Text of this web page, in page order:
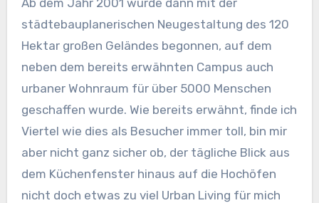
städtebauplanerischen Neugestaltung des 120
Hektar großen Geländes begonnen, auf dem
neben dem bereits erwähnten Campus auch
urbaner Wohnraum für über 5000 Menschen
geschaffen wurde. Wie bereits erwähnt, finde ich
Viertel wie dies als Besucher immer toll, bin mir
aber nicht ganz sicher ob, der tägliche Blick aus
dem Küchenfenster hinaus auf die Hochöfen
nicht doch etwas zu viel Urban Living für mich